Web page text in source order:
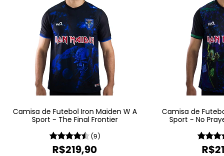
Camisa de Futebol Iron Maiden W A
Sport - The Final Frontier
(9)
R$219,90
Camisa de
Sport - No